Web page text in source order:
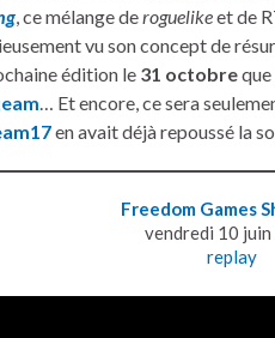
, ce mélange deroguelikeet de
vu son concept de
édition le 31 octobreque
… Et encore, ce sera
en avait déjà repoussé la
Freedom Games
vendredi 10 juin
replay